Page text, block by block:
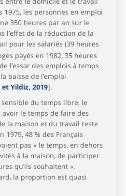
1975, les personnes en emploi
350 heures par an sur le
l’effet de la réduction de la
pour les salariés (39 heures
payés en 1982, 35 heures
l’essor des emplois à temps
baisse de l’emploi
Yildiz, 2019].
du temps libre, le
le temps de faire des
la maison et du travail reste
1979, 48 % des Français
pas « le temps, en dehors
à la maison, de participer
qu’ils souhaitent ».
la proportion est quasi